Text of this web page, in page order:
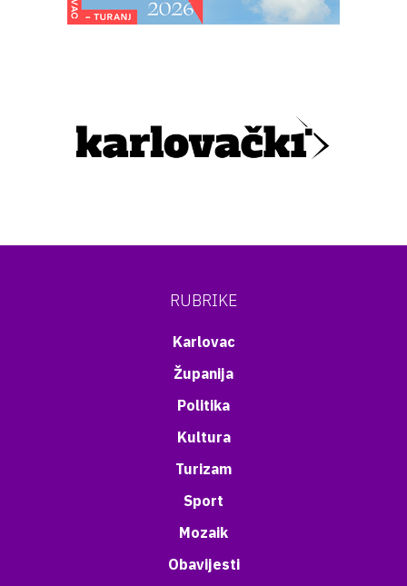
RUBRIKE
Karlovac
Županija
Politika
Kultura
Turizam
Sport
Mozaik
Obavijesti